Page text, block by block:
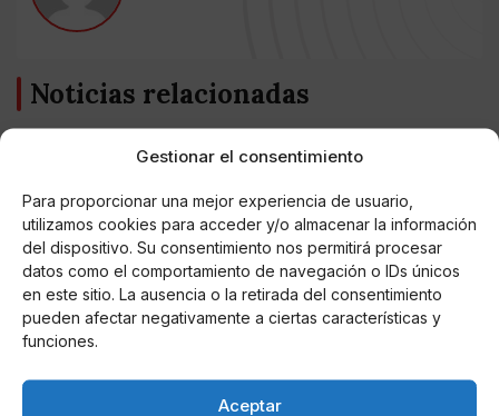
Gestionar el consentimiento
Para proporcionar una mejor experiencia de usuario,
utilizamos cookies para acceder y/o almacenar la información
del dispositivo. Su consentimiento nos permitirá procesar
datos como el comportamiento de navegación o IDs únicos
en este sitio. La ausencia o la retirada del consentimiento
pueden afectar negativamente a ciertas características y
funciones.
Aceptar
Noticias relacionadas
Mejores Cripto Casinos Online en
Online Casino
Mejores Casinos Online con Bitcoin y
Criptomonedas en Argentina 2025